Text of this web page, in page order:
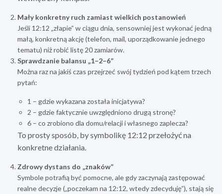
Mały konkretny ruch zamiast wielkich postanowień
Jeśli 12:12 „złapie” w ciągu dnia, sensowniej jest wykonać jedną
małą, konkretną akcję (telefon, mail, uporządkowanie jednego
tematu) niż robić listę 20 zamiarów.
Sprawdzanie balansu „1–2–6”
Można raz na jakiś czas przejrzeć swój tydzień pod kątem trzech
pytań:
1 – gdzie wykazana została inicjatywa?
2 – gdzie faktycznie uwzględniono drugą stronę?
6 – co zrobiono dla domu/relacji i własnego zaplecza?
To prosty sposób, by symbolikę 12:12 przełożyć na
konkretne działania.
Zdrowy dystans do „znaków”
Symbole potrafią być pomocne, ale gdy zaczynają zastępować
realne decyzje („poczekam na 12:12, wtedy zdecyduję”), stają się